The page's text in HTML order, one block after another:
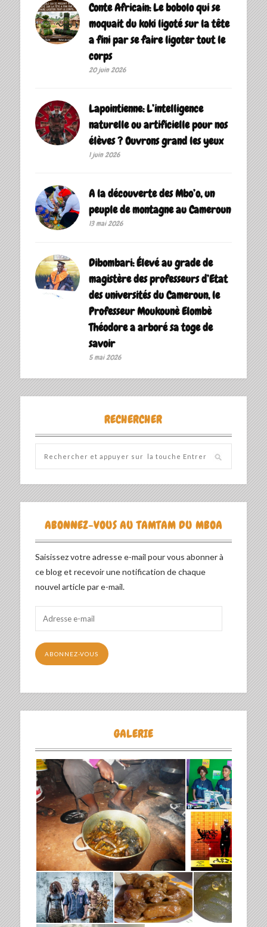
Conte Africain: Le bobolo qui se
moquait du koki ligoté sur la tête
a fini par se faire ligoter tout le
corps
20 juin 2026
Lapointienne: L’intelligence
naturelle ou artificielle pour nos
élèves ? Ouvrons grand les yeux
1 juin 2026
A la découverte des Mbo’o, un
peuple de montagne au Cameroun
13 mai 2026
Dibombari: Élevé au grade de
magistère des professeurs d’Etat
des universités du Cameroun, le
Professeur Moukounè Elombè
Théodore a arboré sa toge de
savoir ‎
5 mai 2026
RECHERCHER
ABONNEZ-VOUS AU TAMTAM DU MBOA
Saisissez votre adresse e-mail pour vous abonner à
ce blog et recevoir une notification de chaque
nouvel article par e-mail.
mail
ABONNEZ-VOUS
GALERIE